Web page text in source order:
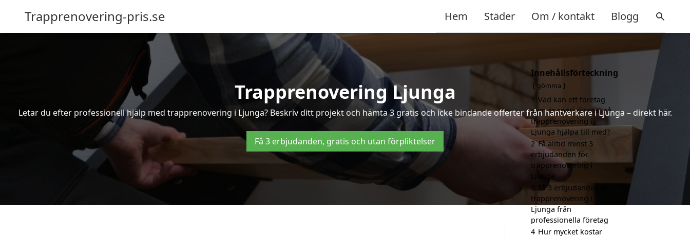
Trapprenovering-pris.se Hem Städer Om / kontakt Blogg
Trapprenovering Ljunga
Letar du efter professionell hjälp med trapprenovering i Ljunga? Beskriv ditt projekt och hämta 3 gratis och icke bindande offerter från hantverkare i Ljunga – direkt här.
Få 3 erbjudanden, gratis och utan förpliktelser
Innehållsförteckning
gömma
1 Vad kan ett företag
som är specialiserat på
trapprenovering i
Ljunga hjälpa till med?
2 Få alltid minst 3
erbjudanden för
trapprenovering i
Ljunga
3
Få 3 erbjudanden för
trapprenovering i
Ljunga från
professionella företag
4 Hur mycket kostar